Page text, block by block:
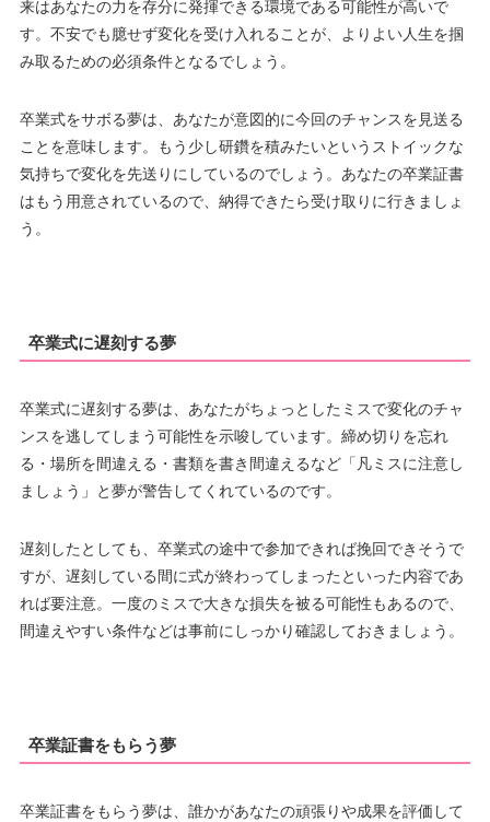
来はあなたの力を存分に発揮できる環境である可能性が高いで
す。不安でも臆せず変化を受け入れることが、よりよい人生を掴
み取るための必須条件となるでしょう。
卒業式をサボる夢は、あなたが意図的に今回のチャンスを見送る
ことを意味します。もう少し研鑽を積みたいというストイックな
気持ちで変化を先送りにしているのでしょう。あなたの卒業証書
はもう用意されているので、納得できたら受け取りに行きましょ
う。
卒業式に遅刻する夢
卒業式に遅刻する夢は、あなたがちょっとしたミスで変化のチャ
ンスを逃してしまう可能性を示唆しています。締め切りを忘れ
る・場所を間違える・書類を書き間違えるなど「凡ミスに注意し
ましょう」と夢が警告してくれているのです。
遅刻したとしても、卒業式の途中で参加できれば挽回できそうで
すが、遅刻している間に式が終わってしまったといった内容であ
れば要注意。一度のミスで大きな損失を被る可能性もあるので、
間違えやすい条件などは事前にしっかり確認しておきましょう。
卒業証書をもらう夢
卒業証書をもらう夢は、誰かがあなたの頑張りや成果を評価して